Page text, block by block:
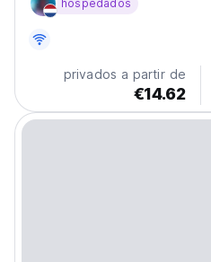
hospedados
privados a partir de
€14.62